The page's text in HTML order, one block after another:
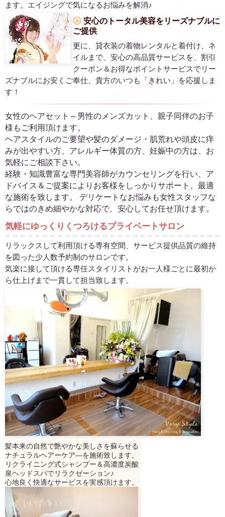
ます。エイジングで気になるお悩みを解消♪
安心のトータル美容をリーズナブルに
ご提供
更に、貸衣装の着物レンタルと着付け、ネ
イルまで、安心の高品質サービスを、割引
クーポン＆お得なポイントサービスでリー
ズナブルにお安くご奉仕、貴方のいつも「きれい」を応援しま
す！
女性のヘアセット～男性のメンズカット、親子同伴のお子
様もご利用頂けます。
ヘアスタイルのご要望や髪のダメージ・肌荒れや頭皮に痒
みが出やすい方、アレルギー体質の方、妊娠中の方は、お
気軽にご相談下さい。
経験・知識豊富な専門美容師がカウンセリングを行い、ア
ドバイス＆ご提案によりお客様をしっかりサポート、最適
な施術を致します。 デリケートなお悩みも女性スタッフな
らではのきめ細やかな対応で、安心してお任せ頂けます。
気軽にゆっくりくつろけるプライベートサロン
リラックスして利用頂ける専有空間、サービス提供品質の維持
を図った少人数予約制のサロンです。
気楽に接して頂ける専任スタイリストがお一人様ごとに最初か
ら仕上げまで一貫して担当致します。
髪本来の自然で艶やかな美しさを蘇らせる
ナチュラルヘアーケア―を施術致します。
リクライニング式シャンプー＆高濃度炭酸
泉ヘッドスパでリラクゼーション♪
心地良く快適なサービスを実感頂けます。